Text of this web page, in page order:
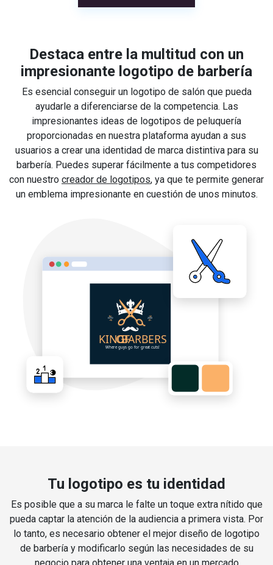
Destaca entre la multitud con un
impresionante logotipo de barbería
Es esencial conseguir un logotipo de salón que pueda
ayudarle a diferenciarse de la competencia. Las
impresionantes ideas de logotipos de peluquería
proporcionadas en nuestra plataforma ayudan a sus
usuarios a crear una identidad de marca distintiva para su
barbería. Puedes superar fácilmente a tus competidores
con nuestro creador de logotipos, ya que te permite generar
un emblema impresionante en cuestión de unos minutos.
Tu logotipo es tu identidad
Es posible que a su marca le falte un toque extra nítido que
pueda captar la atención de la audiencia a primera vista. Por
lo tanto, es necesario obtener el mejor diseño de logotipo
de barbería y modificarlo según las necesidades de su